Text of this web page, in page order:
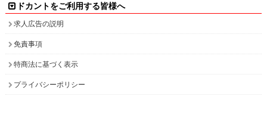
ドカントをご利用する皆様へ
求人広告の説明
免責事項
特商法に基づく表示
プライバシーポリシー